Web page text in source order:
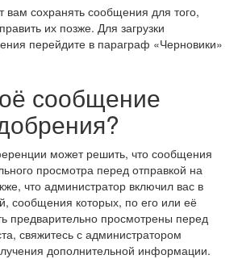
вам сохранять сообщения для того,
их позже. Для загрузки
перейдите в параграф «Черновики»
сообщение
может решить, что сообщения
просмотра перед отправкой на
что администратор включил вас в
сообщения которых, по его или её
предварительно просмотрены перед
свяжитесь с администратором
дополнительной информации.